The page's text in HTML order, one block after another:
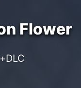
Flower